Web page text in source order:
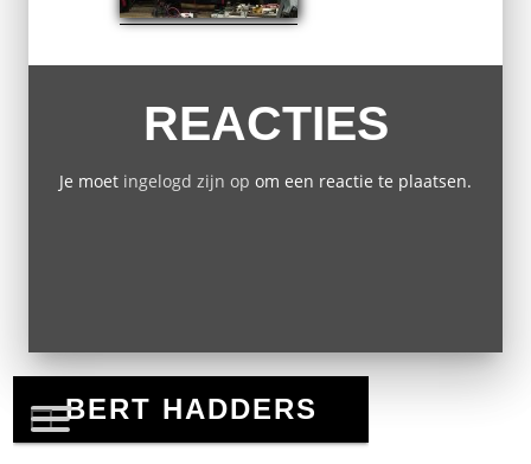
REACTIES
Je moet ingelogd zijn op om een reactie te plaatsen.